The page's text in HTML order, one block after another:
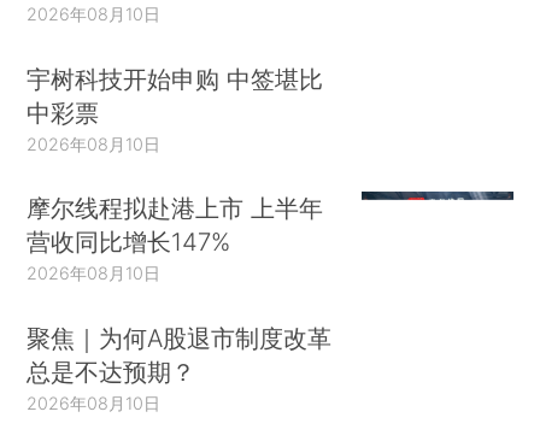
2026年08月10日
宇树科技开始申购 中签堪比
中彩票
2026年08月10日
摩尔线程拟赴港上市 上半年
营收同比增长147%
2026年08月10日
聚焦｜为何A股退市制度改革
总是不达预期？
2026年08月10日